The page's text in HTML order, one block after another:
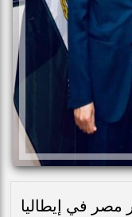
مصر في إيطاليا